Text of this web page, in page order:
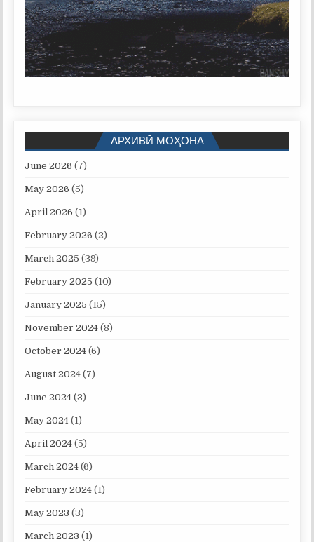
АРХИВӢ МОҲОНА
June 2026 (7)
May 2026 (5)
April 2026 (1)
February 2026 (2)
March 2025 (39)
February 2025 (10)
January 2025 (15)
November 2024 (8)
October 2024 (6)
August 2024 (7)
June 2024 (3)
May 2024 (1)
April 2024 (5)
March 2024 (6)
February 2024 (1)
May 2023 (3)
March 2023 (1)